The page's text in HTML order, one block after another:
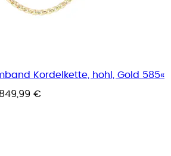
Kordelkette, hohl, Gold 585«
849,99 €